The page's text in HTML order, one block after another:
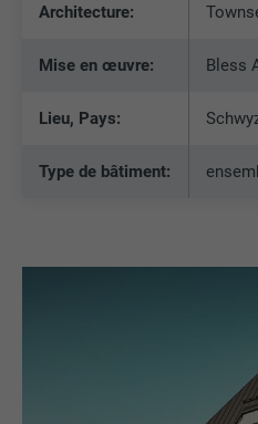
Architecture:
Mise en œuvre: Bless
Lieu, Pays:
Type de bâtiment: